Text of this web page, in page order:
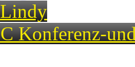
Konferenz-